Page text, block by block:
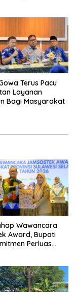
Terus Pacu
Layanan
Bagi Masyarakat
Wawancara
Award, Bupati
Perluas